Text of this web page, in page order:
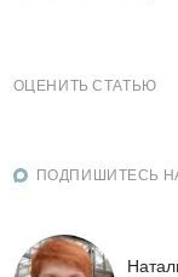
ОЦЕНИТЬ СТАТЬЮ
ПОДПИШИТЕСЬ